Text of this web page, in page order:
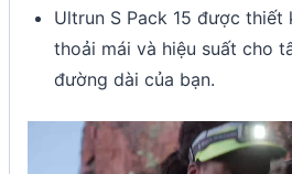
Ultrun S Pack 15 được thiết
thoải mái và hiệu suất cho
đường dài của bạn.